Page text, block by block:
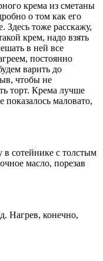
крема из сметаны
о том как его
Здесь тоже расскажу,
крем, надо взять
в ней все
постоянно
варить до
чтобы не
торт. Крема лучше
маловато,
сотейнике с толстым
масло, порезав
Нагрев, конечно,